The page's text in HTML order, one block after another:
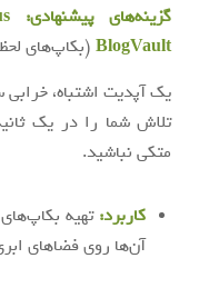
گزینه‌های پیشنهادی:
BlogVault(بکاپ‌های
یک آپدیت اشتباه،
تلاش شما را در یک
متکی نباشید.
کاربرد: تهیه
آن‌ها روی فضاهای